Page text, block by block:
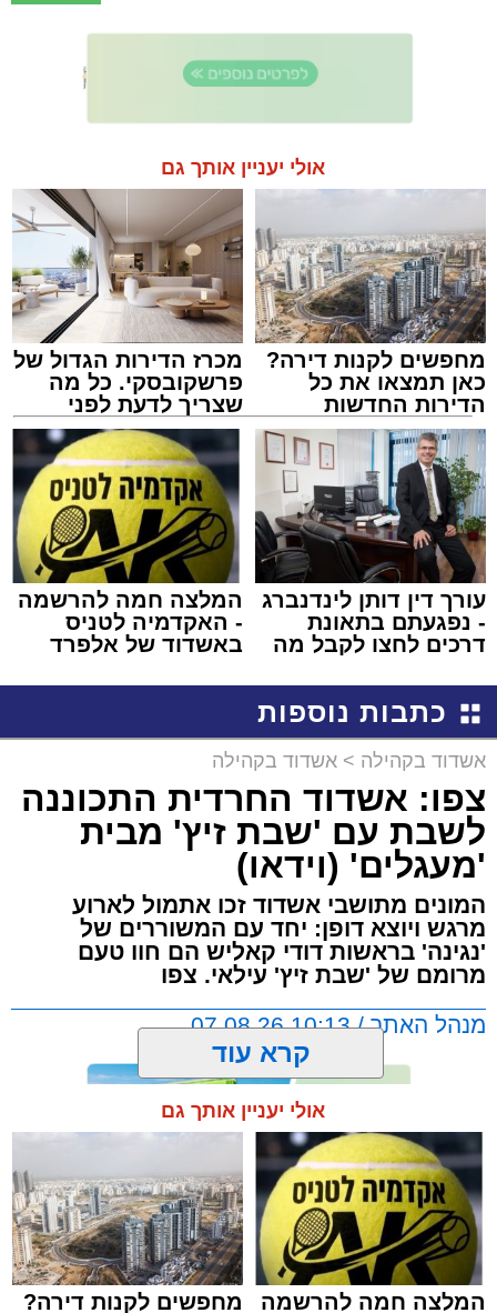
אולי יעניין אותך גם
מחפשים לקנות דירה?
כאן תמצאו את כל
הדירות החדשות
למכירה באשדוד >>>
מכרז הדירות הגדול של
פרשקובסקי. כל מה
שצריך לדעת לפני
שמגישים הצעה לדירה
באשדוד
עורך דין דותן לינדנברג
- נפגעתם בתאונת
דרכים לחצו לקבל מה
המלצה חמה להרשמה
- האקדמיה לטניס
באשדוד של אלפרד
כתבות נוספות
אשדוד בקהילה > אשדוד בקהילה
צפו: אשדוד החרדית התכוננה
לשבת עם 'שבת זיץ' מבית
'מעגלים' (וידאו)
המונים מתושבי אשדוד זכו אתמול לארוע
מרגש ויוצא דופן: יחד עם המשוררים של
'נגינה' בראשות דודי קאליש הם חוו טעם
מרומם של 'שבת זיץ' עילאי. צפו
מנהל האתר / 10:13 07.08.26
תגים:אשדוד, מעגלים, דודי קאליש
קרא עוד
אולי יעניין אותך גם
המלצה חמה להרשמה
מחפשים לקנות דירה?